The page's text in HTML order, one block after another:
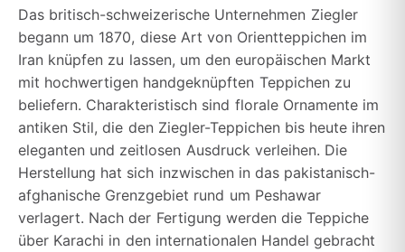
Das britisch-schweizerische Unternehmen Ziegler
begann um 1870, diese Art von Orientteppichen im
Iran knüpfen zu lassen, um den europäischen Markt
mit hochwertigen handgeknüpften Teppichen zu
beliefern. Charakteristisch sind florale Ornamente im
antiken Stil, die den Ziegler-Teppichen bis heute ihren
eleganten und zeitlosen Ausdruck verleihen. Die
Herstellung hat sich inzwischen in das pakistanisch-
afghanische Grenzgebiet rund um Peshawar
verlagert. Nach der Fertigung werden die Teppiche
über Karachi in den internationalen Handel gebracht